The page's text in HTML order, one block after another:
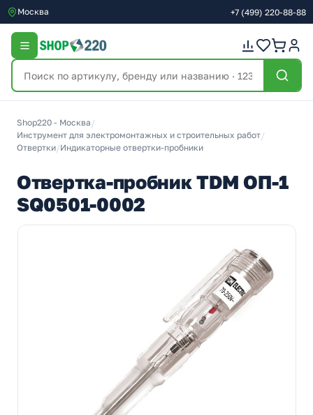
Москва +7 (499) 220-88-88
Shop220 - Москва /
Инструмент для электромонтажных и строительных работ/
Отвертки/Индикаторные отвертки-пробники
Отвертка-пробник TDM ОП-1
SQ0501-0002